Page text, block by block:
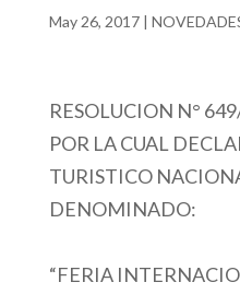
May 26, 2017|
RESOLUCION N°
POR LA CUAL
TURISTICO
DENOMINADO:
“FERIA